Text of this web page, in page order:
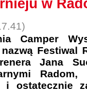
w
Camper
Festiwal
Jana
Radom,
i ostatecznie